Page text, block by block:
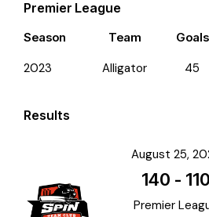
Premier League
Season Team Goals
2023 Alligator 45
Results
August 25,
140 - 110
Premier